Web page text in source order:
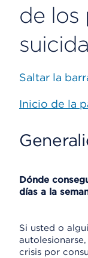
de los
Saltar la
Inicio de la
Dónde
días a la
Si usted o
crisis por